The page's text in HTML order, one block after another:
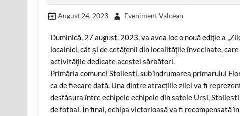
August 24, 2023 Eveniment Valcean
Duminică, 27 august, 2023, va avea loc o nouă ediţie a
localnici, cât şi de cetăţenii din localităţile învecinate,
activităţile dedicate acestei sărbători.
Primăria comunei Stoilești, sub îndrumarea primarului
ca de fiecare dată. Una dintre atracțiile zilei va fi
desfășura între echipele echipele din satele Urși,
de fotbal. În final, echipa victorioasă va fi recompensată